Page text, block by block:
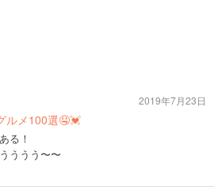
ルメ100選🤤💓
る！
ううう〜〜
2019年7月23日